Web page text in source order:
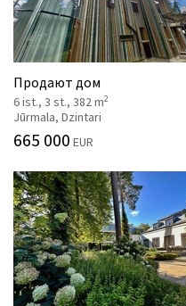
Продают дом
6 ist., 3 st., 382 m2
Jūrmala, Dzintari
665 000 EUR